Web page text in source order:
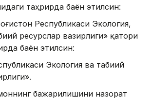
таҳрирда баён этилсин:
Республикаси Экология,
ресурслар вазирлиги» қатори
баён этилсин:
Экология ва табиий
бажарилишини назорат